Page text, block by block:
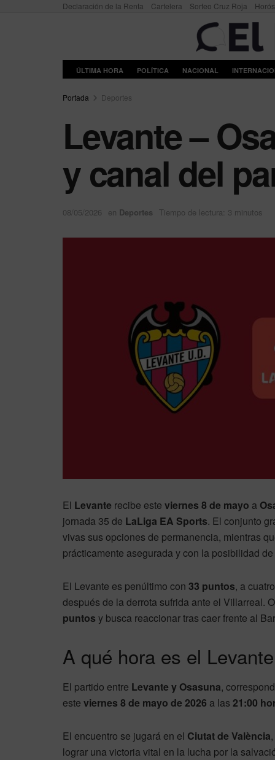
Declaración de la Renta Cartelera Sorteo Cruz Roja
ÚLTIMA HORA POLÍTICA NACIONAL
Portada Deportes
Levante –
y canal del
08/05/2026 en Deportes Tiempo de lectura: 3 minutos
El Levante recibe este viernes 8 de mayo a
jornada 35 de LaLiga EA Sports. El conjunto
vivas sus opciones de permanencia, mientras
prácticamente asegurada y con la posibilidad
El Levante es penúltimo con 33 puntos, a
después de la derrota sufrida ante el Villarreal.
puntos y busca reaccionar tras caer frente al
A qué hora es el
El partido entre Levante y Osasuna,
este viernes 8 de mayo de 2026 a las 21:00
El encuentro se jugará en el Ciutat de València
lograr una victoria vital en la lucha por la